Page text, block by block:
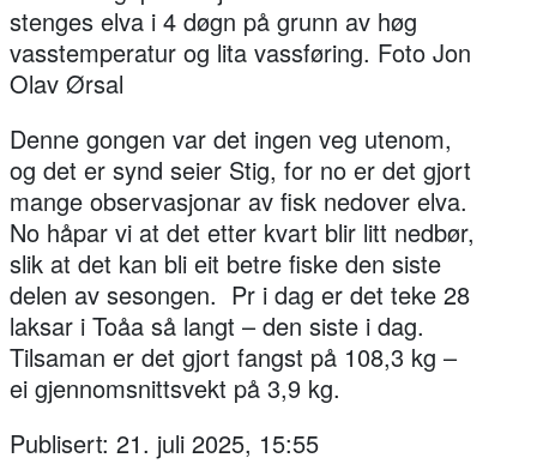
stenges elva i 4 døgn på grunn av høg
vasstemperatur og lita vassføring. Foto Jon
Olav Ørsal
Denne gongen var det ingen veg utenom,
og det er synd seier Stig, for no er det gjort
mange observasjonar av fisk nedover elva.
No håpar vi at det etter kvart blir litt nedbør,
slik at det kan bli eit betre fiske den siste
delen av sesongen. Pr i dag er det teke 28
laksar i Toåa så langt – den siste i dag.
Tilsaman er det gjort fangst på 108,3 kg –
ei gjennomsnittsvekt på 3,9 kg.
Publisert: 21. juli 2025, 15:55